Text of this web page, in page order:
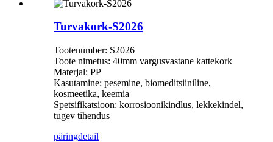
Turvakork-S2026
Tootenumber: S2026
Toote nimetus: 40mm vargusvastane kattekork
Materjal: PP
Kasutamine: pesemine, biomeditsiiniline,
kosmeetika, keemia
Spetsifikatsioon: korrosioonikindlus, lekkekindel,
tugev tihendus
päringdetail